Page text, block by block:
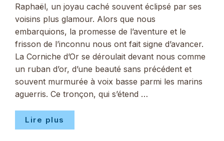
Raphaël, un joyau caché souvent éclipsé par ses
voisins plus glamour. Alors que nous
embarquions, la promesse de l’aventure et le
frisson de l’inconnu nous ont fait signe d’avancer.
La Corniche d’Or se déroulait devant nous comme
un ruban d’or, d’une beauté sans précédent et
souvent murmurée à voix basse parmi les marins
aguerris. Ce tronçon, qui s’étend …
Lire plus